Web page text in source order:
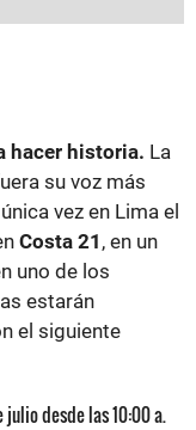
hacer historia. La
su voz más
vez en Lima el
Costa 21 , en un
uno de los
estarán
el siguiente
desde las 10:00 a.